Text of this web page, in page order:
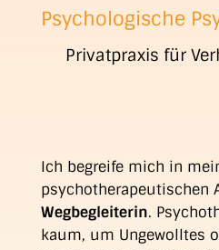
Psychologische
Privatpraxis für
Ich begreife mich in
psychotherapeutischen
Wegbegleiterin.
kaum, um Ungewolltes